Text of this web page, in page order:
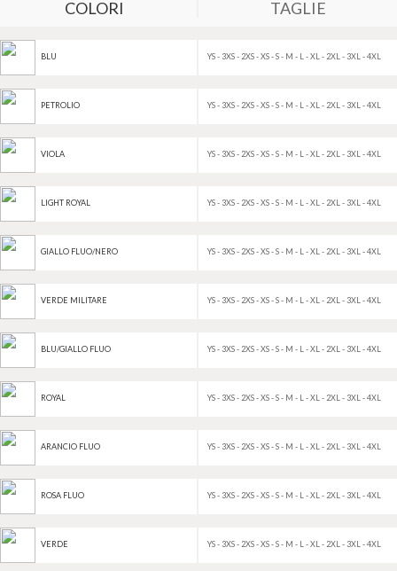
COLORI TAGLIE
BLU YS - 3XS - 2XS - XS - S - M - L - XL - 2XL - 3XL - 4XL
PETROLIO YS - 3XS - 2XS - XS - S - M - L - XL - 2XL - 3XL - 4XL
VIOLA YS - 3XS - 2XS - XS - S - M - L - XL - 2XL - 3XL - 4XL
LIGHT ROYAL YS - 3XS - 2XS - XS - S - M - L - XL - 2XL - 3XL - 4XL
GIALLO FLUO/NERO YS - 3XS - 2XS - XS - S - M - L - XL - 2XL - 3XL - 4XL
VERDE MILITARE YS - 3XS - 2XS - XS - S - M - L - XL - 2XL - 3XL - 4XL
BLU/GIALLO FLUO YS - 3XS - 2XS - XS - S - M - L - XL - 2XL - 3XL - 4XL
ROYAL YS - 3XS - 2XS - XS - S - M - L - XL - 2XL - 3XL - 4XL
ARANCIO FLUO YS - 3XS - 2XS - XS - S - M - L - XL - 2XL - 3XL - 4XL
ROSA FLUO YS - 3XS - 2XS - XS - S - M - L - XL - 2XL - 3XL - 4XL
VERDE YS - 3XS - 2XS - XS - S - M - L - XL - 2XL - 3XL - 4XL